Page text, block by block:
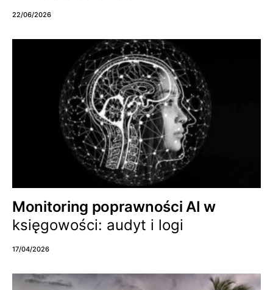
22/06/2026
Monitoring poprawności AI w
księgowości: audyt i logi
17/04/2026